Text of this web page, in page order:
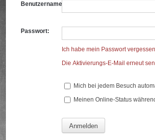
Benutzername:
Passwort:
Ich habe mein Passwort vergessen
Die Aktivierungs-E-Mail erneut
Mich bei jedem Besuch
Meinen Online-Status